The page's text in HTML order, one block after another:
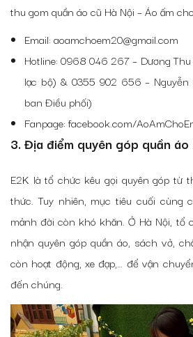
thu gom quần áo cũ Hà Nội – Áo ấm
Email: aoamchoem20@gmail.com
Hotline: 0968 046 267 – Dương
lạc bộ) & 0355 902 656 – Nguyễn
ban Điều phối)
Fanpage: facebook.com/
3. Địa điểm quyên góp quần áo
E2K là tổ chức kêu gọi quyên góp từ
thức. Tuy nhiên, mục tiêu cuối cùng
mảnh đời còn khó khăn. Ở Hà Nội, tổ
nhận quyên góp quần áo, sách vở,
còn hoạt động, xe đạp,… để vận
đến chúng.